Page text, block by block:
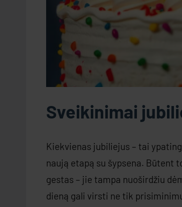
Sveikinimai
Kiekvienas jubiliejus – tai
naują etapą su šypsena. Būtent
gestas – jie tampa nuoširdžiu
dieną gali virsti ne tik